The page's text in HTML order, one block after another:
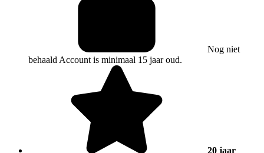
Nog niet
behaald Account is minimaal 15 jaar oud.
20 jaar